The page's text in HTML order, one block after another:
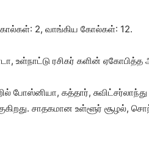
2, வாங்கிய கோல்கள்: 12.
ரசிகர் களின் ஏகோபித்த
போஸ்னியா, கத்தார்,
சாதகமான உள்ளூர் சூழல்,